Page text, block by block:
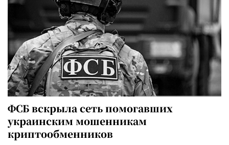
ФСБ вскрыла сеть помогавших
украинским мошенникам
криптообменников